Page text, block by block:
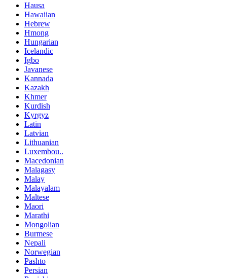
Hausa
Hawaiian
Hebrew
Hmong
Hungarian
Icelandic
Igbo
Javanese
Kannada
Kazakh
Khmer
Kurdish
Kyrgyz
Latin
Latvian
Lithuanian
Luxembou..
Macedonian
Malagasy
Malay
Malayalam
Maltese
Maori
Marathi
Mongolian
Burmese
Nepali
Norwegian
Pashto
Persian